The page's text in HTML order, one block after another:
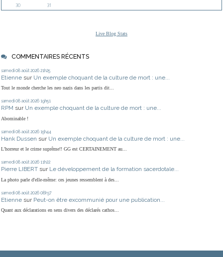
30
31
Live Blog Stats
COMMENTAIRES RÉCENTS
samedi 08 août 2026 21h25
Etienne sur Un exemple choquant de la culture de mort : une...
Tout le monde cherche les neo nazis dans les partis dit...
samedi 08 août 2026 19h51
RPM sur Un exemple choquant de la culture de mort : une...
Abominable !
samedi 08 août 2026 15h44
Hank Dussen sur Un exemple choquant de la culture de mort : une...
L'horreur et le crime suprême!! GG est CERTAINEMENT au...
samedi 08 août 2026 11h22
Pierre LIBERT sur Le développement de la formation sacerdotale...
La photo parle d'elle-même: ces jeunes ressemblent à des...
samedi 08 août 2026 08h37
Etienne sur Peut-on être excommunié pour une publication...
Quant aux déclarations en sens divers des déclarés cathos...